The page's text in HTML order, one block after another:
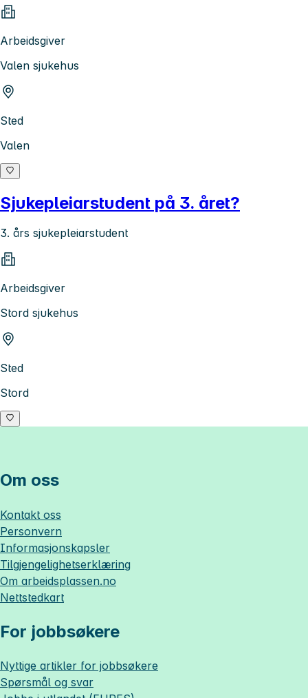
Arbeidsgiver
Valen sjukehus
Sted
Valen
Sjukepleiarstudent på 3. året?
3. års sjukepleiarstudent
Arbeidsgiver
Stord sjukehus
Sted
Stord
Om oss
Kontakt oss
Personvern
Informasjonskapsler
Tilgjengelighetserklæring
Om arbeidsplassen.no
Nettstedkart
For jobbsøkere
Nyttige artikler for jobbsøkere
Spørsmål og svar